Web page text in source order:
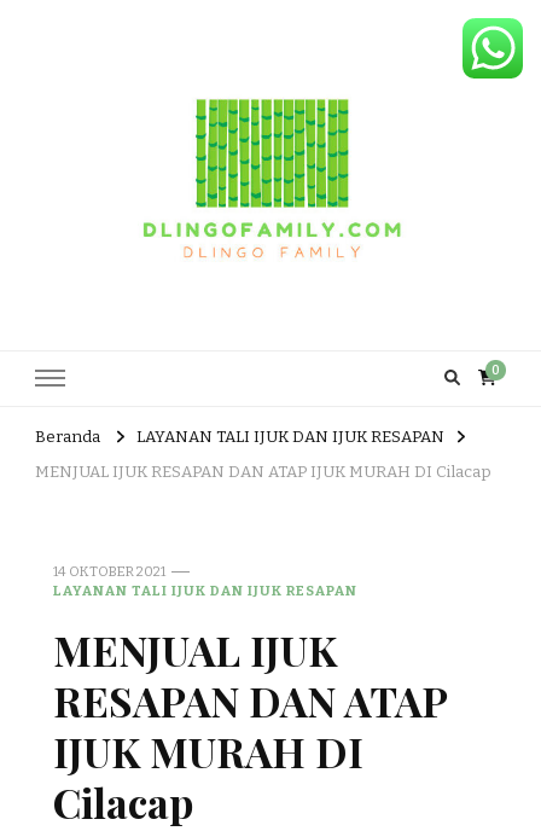
0
Beranda
LAYANAN TALI IJUK DAN IJUK RESAPAN
MENJUAL IJUK RESAPAN DAN ATAP IJUK MURAH DI Cilacap
14 OKTOBER 2021
LAYANAN TALI IJUK DAN IJUK RESAPAN
MENJUAL IJUK
RESAPAN DAN ATAP
IJUK MURAH DI
Cilacap